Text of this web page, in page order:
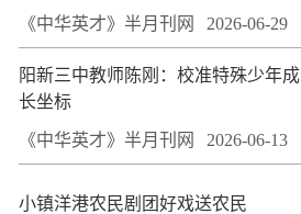
《中华英才》半月刊网 2026-06-29
阳新三中教师陈刚：校准特殊少年成
长坐标
《中华英才》半月刊网 2026-06-13
小镇洋港农民剧团好戏送农民